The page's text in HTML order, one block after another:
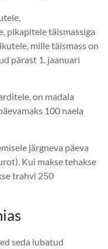
pikapitele täismassiga
mille täismass on
pärast 1. jaanuari
on madala
100 naela
järgneva päeva
Kui makse tehakse
trahvi 250
seda lubatud